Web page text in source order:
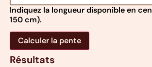
Indiquez la longueur disponible en
150 cm).
Calculer la pente
Résultats